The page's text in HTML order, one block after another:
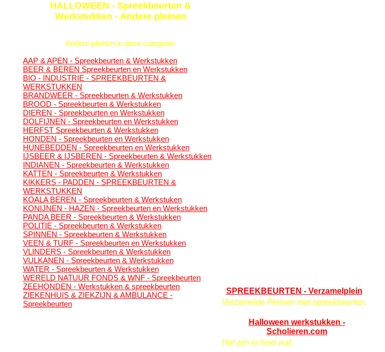
HALLOWEEN - Spreekbeurten &
Werkstukken - Andere pleinen
Andere pleinen in deze categorie:
AAP & APEN - Spreekbeurten & Werkstukken
BEER & BEREN Spreekbeurten en Werkstukken
BIO - INDUSTRIE - SPREEKBEURTEN &
WERKSTUKKEN
BRANDWEER - Spreekbeurten & Werkstukken
BROOD - Spreekbeurten & Werkstukken
DIEREN - Spreekbeurten en Werkstukken
DOLFIJNEN - Spreekbeurten en Werkstukken
HERFST Spreekbeurten & Werkstukken
HONDEN - Spreekbeurten en Werkstukken
HUNEBEDDEN - Spreekbeurten en Werkstukken
IJSBEER & IJSBEREN - Spreekbeurten & Werkstukken
INDIANEN - Spreekbeurten & Werkstukken
KATTEN - Spreekbeurten & Werkstukken
KIKKERS - PADDEN - SPREEKBEURTEN &
WERKSTUKKEN
KOALA BEREN - Spreekbeurten & Werkstuken
KONIJNEN - HAZEN - Spreekbeurten en Werkstukken
PANDA BEER - Spreekbeurten & Werkstukken
POLITIE - Spreekbeurten & Werkstukken
SPINNEN - Spreekbeurten & Werkstukken
VEEN & TURF - Spreekbeurten en Werkstukken
VLINDERS - Spreekbeurten & Werkstukken
VULKANEN - Spreekbeurten & Werkstukken
WATER - Spreekbeurten & Werkstukken
WERELD NATUUR FONDS & WNF - Spreekbeurten
ZEEHONDEN - Werkstukken & spreekbeurten
ZIEKENHUIS & ZIEKZIJN & AMBULANCE -
Spreekbeurten
SPREEKBEURTEN - Verzamelplein
Verzamelde Pleinen met spreekbeurten.
Halloween werkstukken -
Scholieren.com
Het zijn er heel wat.